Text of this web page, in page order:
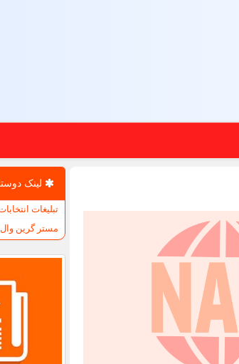
لینک
تبلیغات
مستر گرین